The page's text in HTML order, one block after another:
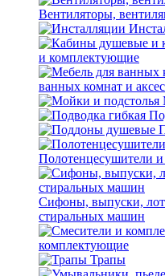
Вентиляторы,
и комплектующие
ванных комнат и
Полотенцесушители
Сифоны, выпуски,
стиральных машин
комплектующие
Трапы